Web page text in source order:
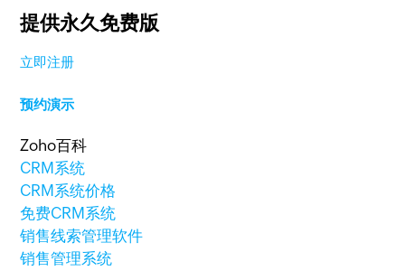
提供永久免费版
立即注册
预约演示
Zoho百科
CRM系统
CRM系统价格
免费CRM系统
销售线索管理软件
销售管理系统